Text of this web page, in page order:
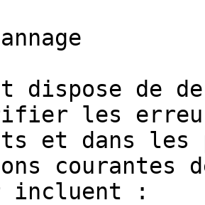
dispose de
les
et dans
courantes
incluent :